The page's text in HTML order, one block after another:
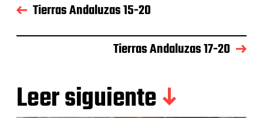
Tierras Andaluzas 15-20
Tierras Andaluzas 17-20
Leer siguiente